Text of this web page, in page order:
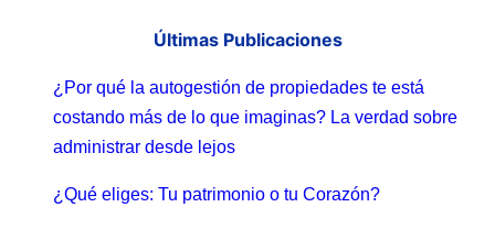
Últimas Publicaciones
¿Por qué la autogestión de propiedades te está
costando más de lo que imaginas? La verdad sobre
administrar desde lejos
¿Qué eliges: Tu patrimonio o tu Corazón?